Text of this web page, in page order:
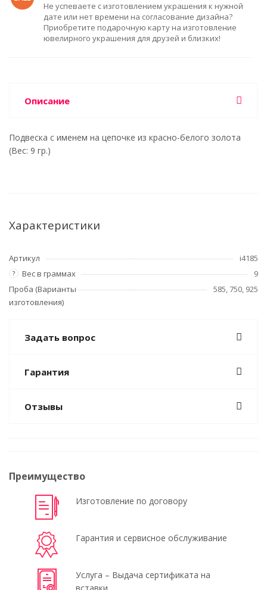
Не успеваете с изготовлением украшения к нужной
дате или нет времени на согласование дизайна?
Приобретите подарочную карту на изготовление
ювелирного украшения для друзей и близких!
Описание
Подвеска с именем на цепочке из красно-белого золота
(Вес: 9 гр.)
Характеристики
Артикул i4185
? Вес в граммах
9
Проба (Варианты
изготовления)
585, 750, 925
Задать вопрос
Гарантия
Отзывы
Преимущество
Изготовление по договору
Гарантия и сервисное обслуживание
Услуга – Выдача сертификата на